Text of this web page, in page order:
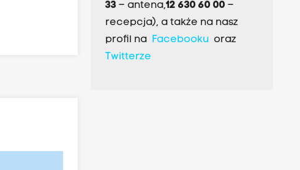
33– antena,12 630 60 00 –
recepcja), a także na nasz
profil na Facebookuoraz
Twitterze